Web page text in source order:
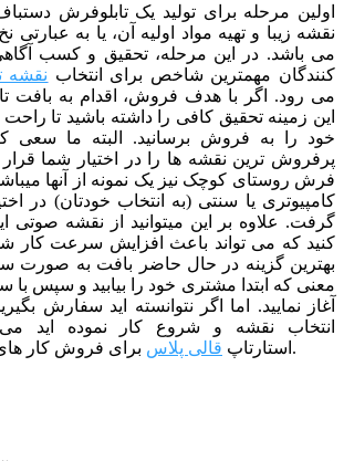
اولین مرحله برای تولید یک تابلوفرش
نقشه زیبا و تهیه مواد اولیه آن، یا به
می باشد. در این مرحله، تحقیق و کسب
کنندگان مهمترین شاخص برای انتخاب نقشه
می رود. اگر با هدف فروش، اقدام به بافت
این زمینه تحقیق کافی را داشته باشید تا راحت
خود را به فروش برسانید. البته ما سعی
پرفروش ترین نقشه ها را در اختیار شما قرار
فرش روستای کوچک نیز یک نمونه از آنها
کامپیوتری یا سنتی (به انتخاب خودتان) در
گرفت. علاوه بر این میتوانید از نقشه صوتی
کنید که می تواند باعث افزایش سرعت کار
بهترین گزینه در حال حاضر بافت به صورت
معنی که ابتدا مشتری خود را بیابید و سپس با
آغاز نمایید. اما اگر نتوانسته اید سفارش
انتخاب نقشه و شروع کار نموده اید می
استارتاپ قالی پلاس برای فروش کار های خود استفتده نمایید.